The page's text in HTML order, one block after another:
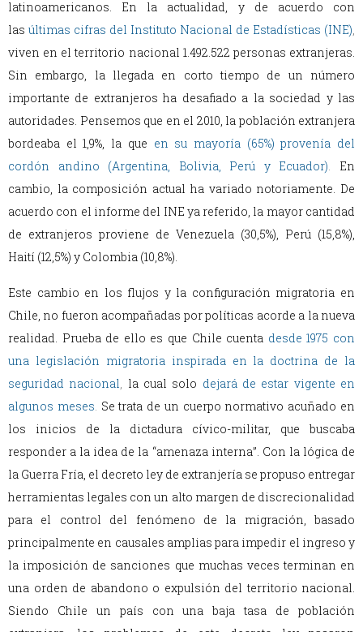
latinoamericanos. En la actualidad, y de acuerdo con
las últimas cifras del Instituto Nacional de Estadísticas (INE),
viven en el territorio nacional 1.492.522 personas extranjeras.
Sin embargo, la llegada en corto tiempo de un número
importante de extranjeros ha desafiado a la sociedad y las
autoridades. Pensemos que en el 2010, la población extranjera
bordeaba el 1,9%, la que en su mayoría (65%) provenía del
cordón andino (Argentina, Bolivia, Perú y Ecuador). En
cambio, la composición actual ha variado notoriamente. De
acuerdo con el informe del INE ya referido, la mayor cantidad
de extranjeros proviene de Venezuela (30,5%), Perú (15,8%),
Haití (12,5%) y Colombia (10,8%).
Este cambio en los flujos y la configuración migratoria en
Chile, no fueron acompañadas por políticas acorde a la nueva
realidad. Prueba de ello es que Chile cuenta desde 1975 con
una legislación migratoria inspirada en la doctrina de la
seguridad nacional, la cual solo dejará de estar vigente en
algunos meses. Se trata de un cuerpo normativo acuñado en
los inicios de la dictadura cívico-militar, que buscaba
responder a la idea de la “amenaza interna”. Con la lógica de
la Guerra Fría, el decreto ley de extranjería se propuso entregar
herramientas legales con un alto margen de discrecionalidad
para el control del fenómeno de la migración, basado
principalmente en causales amplias para impedir el ingreso y
la imposición de sanciones que muchas veces terminan en
una orden de abandono o expulsión del territorio nacional.
Siendo Chile un país con una baja tasa de población